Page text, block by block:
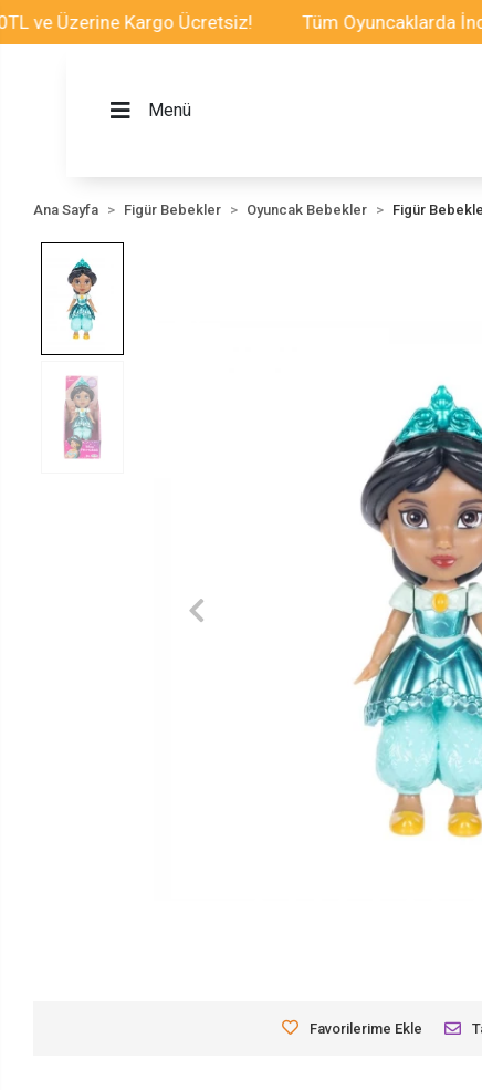
Kargo Ücretsiz! Tüm Oyuncaklarda İndirim
Menü
Ana Sayfa Figür Bebekler Oyuncak Bebekler Figür
Favorilerime Ekle